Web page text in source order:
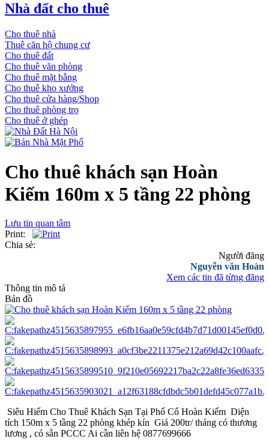
Nhà đất cho thuê
Cho thuê nhà
Thuê căn hộ chung cư
Cho thuê đất
Cho thuê văn phòng
Cho thuê mặt bằng
Cho thuê kho xưởng
Cho thuê cửa hàng/Shop
Cho thuê phòng trọ
Cho thuê ở ghép
Cho thuê khách sạn Hoàn
Kiếm 160m x 5 tầng 22 phòng
Lưu tin quan tâm
Print:
Chia sẻ:
Người đăng
Nguyễn văn Hoàn
Xem các tin đã từng đăng
Thông tin mô tả
Bản đồ
Siêu Hiếm Cho Thuê Khách Sạn Tại Phố Cổ Hoàn Kiếm Diện
tích 150m x 5 tầng 22 phòng khép kín Giá 200tr/ tháng có thương
lương , có sẵn PCCC Ai cần liên hệ 0877699666